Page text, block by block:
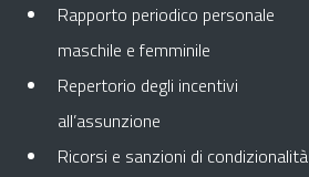
Rapporto periodico personale
maschile e femminile
Repertorio degli incentivi
all’assunzione
Ricorsi e sanzioni di condizionalità